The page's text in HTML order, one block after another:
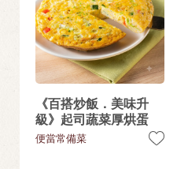
《百搭炒飯．美味升
級》起司蔬菜厚烘蛋
便當常備菜